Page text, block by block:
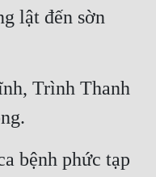
lật đến sờn
Trình Thanh
bệnh phức tạp